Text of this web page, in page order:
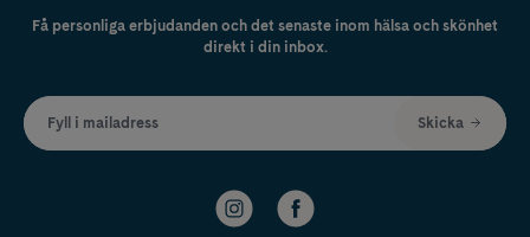
Få personliga erbjudanden och det senaste inom hälsa och skönhet
direkt i din inbox.
Fyll i mailadress Skicka